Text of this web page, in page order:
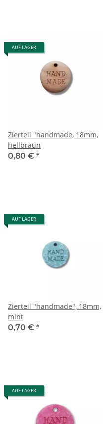
AUF LAGER
Zierteil "handmade, 18mm,
hellbraun
0,80 € *
AUF LAGER
Zierteil "handmade", 18mm,
mint
0,70 € *
AUF LAGER